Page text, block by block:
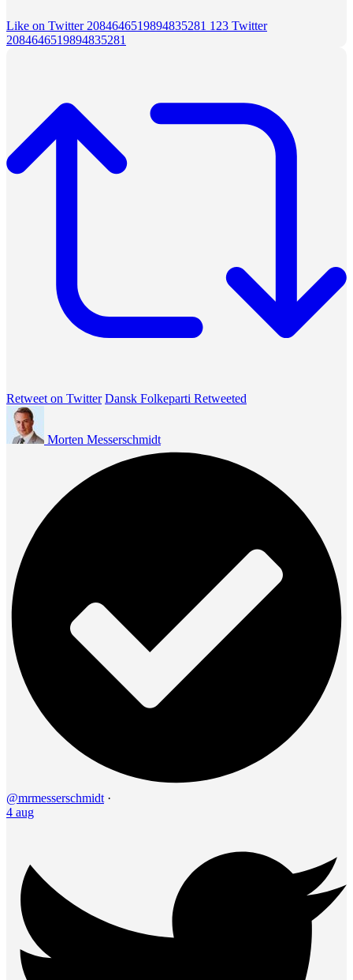
Like on Twitter 2084646519894835281 123 Twitter
2084646519894835281
Retweet on Twitter Dansk Folkeparti Retweeted
Morten Messerschmidt
@mrmesserschmidt ·
4 aug